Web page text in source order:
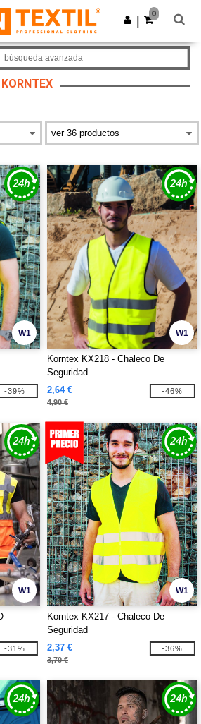
en app!
Descargar app
0
búsqueda avanzada
W1
-39%
W1
Korntex KX218 - Chaleco De
Seguridad
2,64 €
4,90 €
-46%
W1
-31%
W1
Korntex KX217 - Chaleco De
Seguridad
2,37 €
3,70 €
-36%